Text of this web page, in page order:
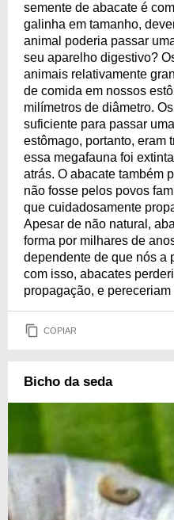
semente de abacate é
galinha em tamanho,
animal poderia passar
seu aparelho digestivo?
animais relativamente
de comida em nossos
milímetros de diâmetro.
suficiente para passar
estômago, portanto, eram
essa megafauna foi
atrás. O abacate também
não fosse pelos povos
que cuidadosamente
Apesar de não natural,
forma por milhares de
dependente de que nós a
com isso, abacates
propagação, e
COPIAR
Bicho da seda